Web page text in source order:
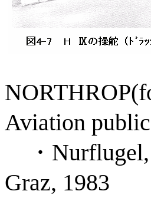
Aviation
・Nurflugel,
Graz, 1983